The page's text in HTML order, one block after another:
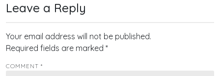
Leave a Reply
Your email address will not be published.
Required fields are marked *
COMMENT *